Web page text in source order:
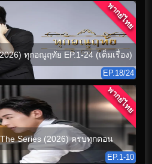
ทุกอณูฤทัย EP.1-24 (เต็มเรื่อง)
EP.18/24
พากย์ไทย
Series (2026) ครบทุกตอน
EP.1-10
พากย์ไทย